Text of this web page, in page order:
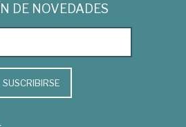
DE NOVEDADES
SUSCRIBIRSE